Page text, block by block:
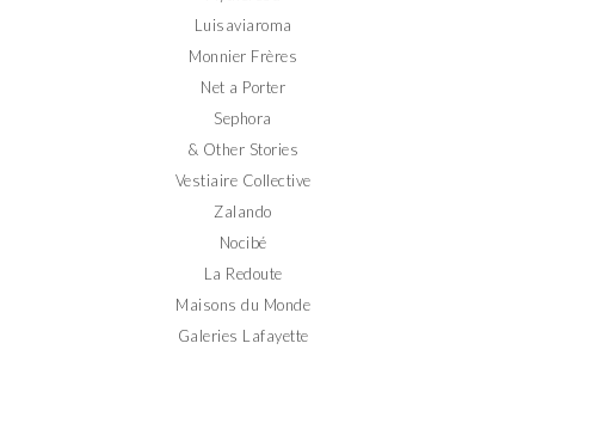
Luisaviaroma
Monnier Frères
Net a Porter
Sephora
& Other Stories
Vestiaire Collective
Zalando
Nocibé
La Redoute
Maisons du Monde
Galeries Lafayette